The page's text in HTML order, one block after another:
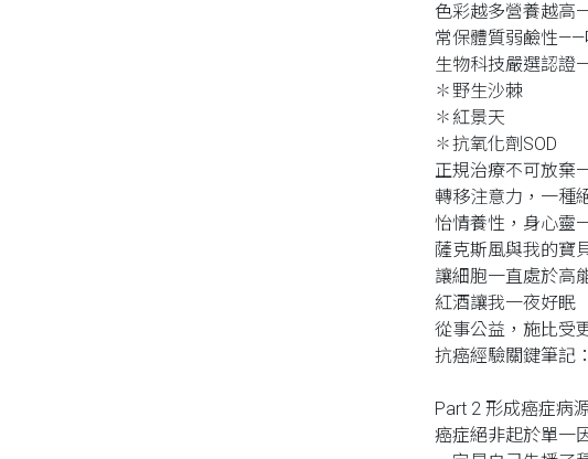
色彩越多營養越高
常保體質弱鹼性——
生物科技嚴選認證
✽野生沙棘
✽紅景天
✽抗氧化劑SOD
正規治療不可放棄
轉移注意力，一種
怡情養性，身心靈
薩克斯風與我的寶
讓細胞一直處於高
紅酒讓我一夜好眠
從事公益，施比受
抗癌經驗關鍵筆記
Part 2 形成癌症病
癌症絕非起於單一